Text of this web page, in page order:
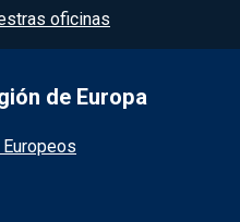
oficinas
de Europa